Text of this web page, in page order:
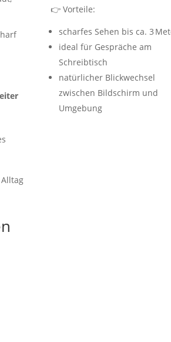
👉 Vorteile:
scharfes Sehen bis ca. 3
ideal für Gespräche am
Schreibtisch
natürlicher Blickwechsel
zwischen Bildschirm und
Umgebung